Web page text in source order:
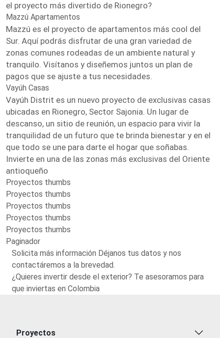
el proyecto más divertido de Rionegro?
Mazzú Apartamentos
Mazzú es el proyecto de apartamentos más cool del
Sur. Aquí podrás disfrutar de una gran variedad de
zonas comunes rodeadas de un ambiente natural y
tranquilo. Visítanos y diseñemos juntos un plan de
pagos que se ajuste a tus necesidades.
Vayúh Casas
Vayúh Distrit es un nuevo proyecto de exclusivas casas
ubicadas en Rionegro, Sector Sajonia. Un lugar de
descanso, un sitio de reunión, un espacio para vivir la
tranquilidad de un futuro que te brinda bienestar y en el
que todo se une para darte el hogar que soñabas.
Invierte en una de las zonas más exclusivas del Oriente
antioqueño
Proyectos thumbs
Proyectos thumbs
Proyectos thumbs
Proyectos thumbs
Proyectos thumbs
Paginador
Solicita más información Déjanos tus datos y nos
contactáremos a la brevedad.
¿Quieres invertir desde el exterior? Te asesoramos para
que inviertas en Colombia
Proyectos